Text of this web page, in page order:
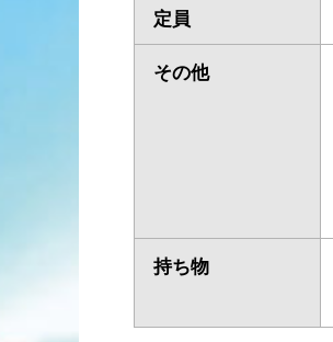
定員
その他
持ち物